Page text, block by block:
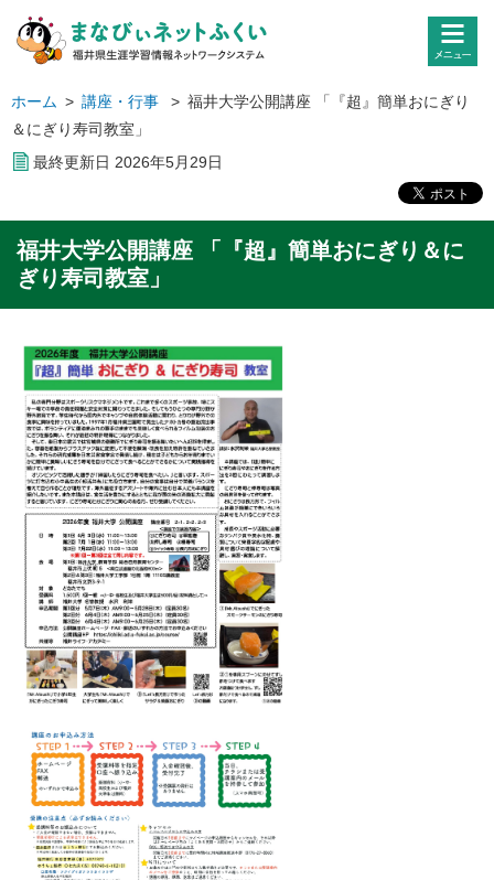
ホーム > 講座・行事 > 福井大学公開講座 「『超』簡単おにぎり
＆にぎり寿司教室」
最終更新日 2026年5月 29日
福井大学公開講座 「『超』簡単おにぎり＆に
ぎり寿司教室」